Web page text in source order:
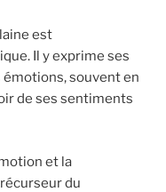
est
Il y exprime ses
émotions, souvent en
de ses sentiments
et la
du